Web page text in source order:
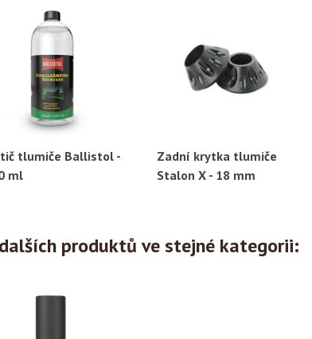
Rychlý náhled
tlumiče Ballistol -
ml
Rychlý náhled
Zadní krytka tlumiče
Stalon X - 18 mm
produktů ve stejné kategorii: